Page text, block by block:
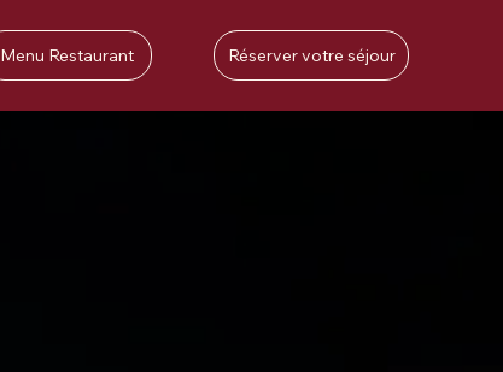
Menu Restaurant Réserver votre séjour